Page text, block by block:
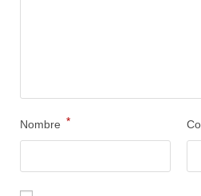
Nombre *